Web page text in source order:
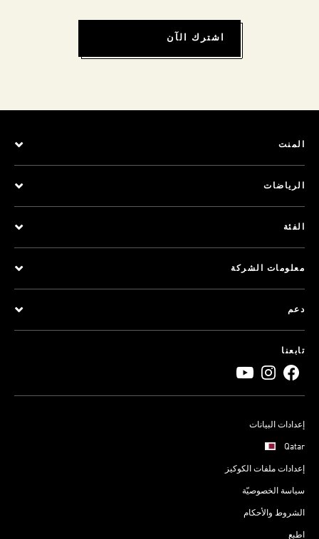
اشترك الآن
المنت
الرياضات
الفئة
معلومات الشركة
دعم
تابعنا
إعدادات البيانات
Qatar
إعدادات ملفات الكوكيز
سياسة الخصوصيّة
الشروط والأحكام
اطبع